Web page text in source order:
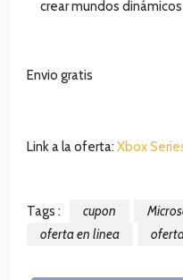
crear mundos
Envio gratis
Link a la oferta: Xbox
Tags : cupon
oferta en linea